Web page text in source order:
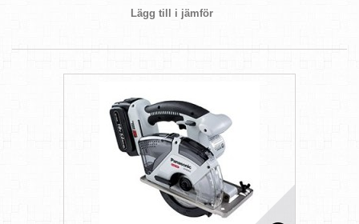
Lägg till i jämför